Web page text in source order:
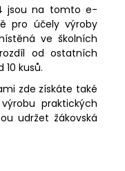
jsou na tomto e-
pro účely výroby
ve školních
od ostatních
kusů.
zde získáte také
praktických
udržet žákovská